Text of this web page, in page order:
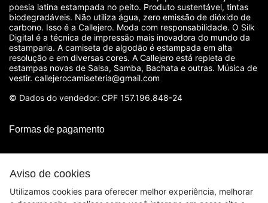
Aviso de cookies
Utilizamos cookies para oferecer melhor experiência, melhorar
poesia latina estampada no peito. Produto sustentável, tintas
biodegradáveis. Não utiliza água, zero emissão de dióxido de
carbono. Isso é a Callejero. Moda com responsabilidade. O Silk
Digital é a técnica de impressão mais inovadora do mundo da
estamparia. A camiseta de algodão é estampada em alta
resolução e em diversas cores. A Callejero está repleta de
estampas novas de Salsa, Samba, Bachata e outras. Música de
vestir. callejerocamiseteria@gmail.com
© Dados do vendedor: CPF 157.196.848-24
Formas de pagamento